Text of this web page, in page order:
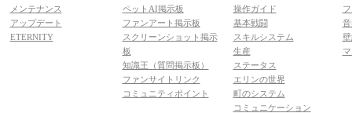
メンテナンス
アップデート
ETERNITY
ペットAI掲示板
ファンアート掲示板
スクリーンショット掲示
板
知識王（質問掲示板）
ファンサイトリンク
コミュニティポイント
操作ガイド
基本戦闘
スキルシステム
生産
ステータス
エリンの世界
町のシステム
コミュニケーション